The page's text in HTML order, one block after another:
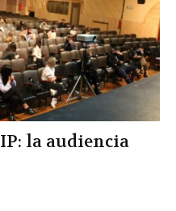
la audiencia